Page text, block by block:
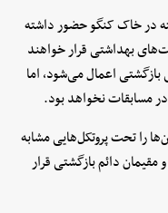
که بازیکنان در ۲۱ روز گذشته در خاک کنگو حضور داشته
بهداشتی قرار خواهند
بازگشتی اعمال می‌شود، اما
مسابقات نخواهد بود.
را تحت پروتکل‌هایی مشابه
دائم بازگشتی قرار